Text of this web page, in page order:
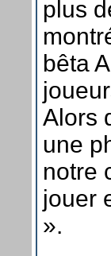
plus
bêta
Alors
une
notre
jouer
».